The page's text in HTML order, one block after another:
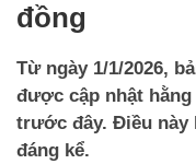
đồng
Từ ngày 1/1/2026,
được cập nhật
trước đây. Điều này
đáng kể.